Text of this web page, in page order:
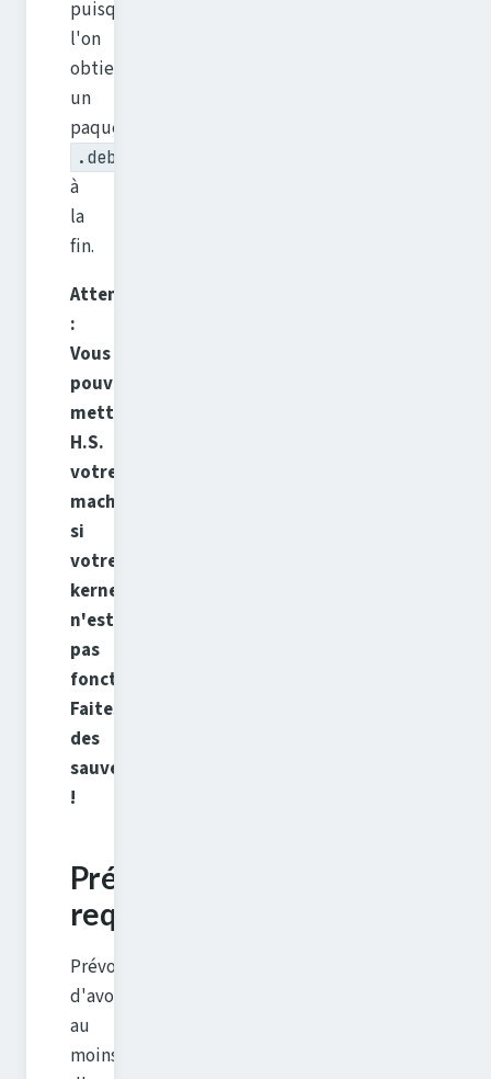
puisque
l'on
obtiens
un
paquet
.deb
à
la
fin.
Attention
:
Vous
pouvez
mettre
H.S.
votre
machine
si
votre
kernel
n'est
pas
fonctionnel.
Faites
des
sauvegardes
!
Pré-
requis
Prévoyez
d'avoir
au
moins 10GB